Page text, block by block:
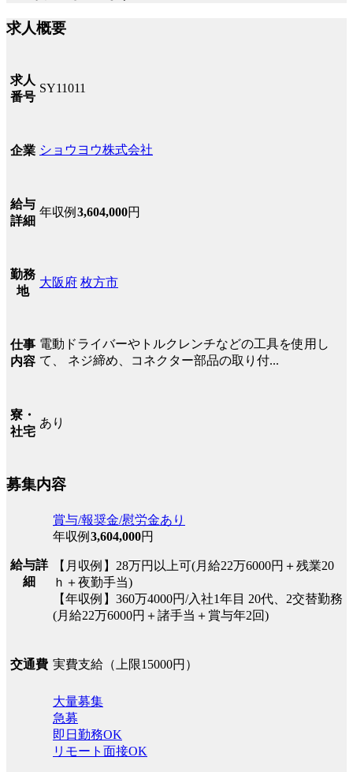
求人概要
求人
番号
SY11011
企業 ショウヨウ株式会社
給与
詳細
年収例 3,604,000円
勤務
地
大阪府 枚方市
仕事
内容
電動ドライバーやトルクレンチなどの工具を使用し
て、 ネジ締め、コネクター部品の取り付...
寮・
社宅
あり
募集内容
給与詳
細
賞与/報奨金/慰労金あり
年収例 3,604,000円
【月収例】28万円以上可(月給22万6000円＋残業20
ｈ＋夜勤手当)
【年収例】360万4000円/入社1年目 20代、2交替勤務
(月給22万6000円＋諸手当＋賞与年2回)
交通費 実費支給（上限15000円）
大量募集
急募
即日勤務OK
リモート面接OK